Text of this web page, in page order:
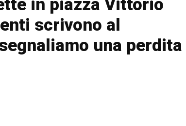
in piazza Vittorio
scrivono al
una perdita